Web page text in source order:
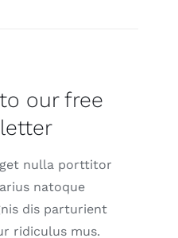
our free
nulla porttitor
natoque
dis parturient
ridiculus mus.